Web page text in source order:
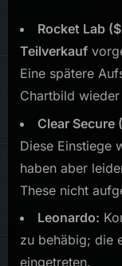
Rocket Lab
Teilverkauf
Eine spätere
Chartbild
Clear Secure
Diese Einstiege
haben aber
These nicht
Leonardo:
zu behäbig; die
eingetreten.